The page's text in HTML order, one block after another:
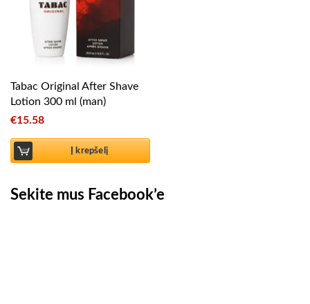
Tabac Original After Shave
Lotion 300 ml (man)
€15.58
Į krepšelį
Sekite mus Facebook’e